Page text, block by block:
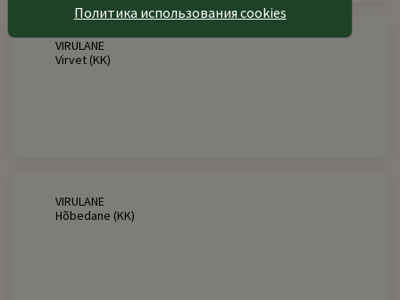
VIRULANE
Virvet (KK)
VIRULANE
Hõbedane (KK)
Политика использования cookies